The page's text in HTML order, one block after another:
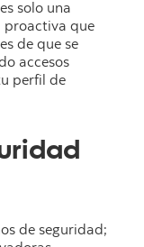
solo una
proactiva que
de que se
accesos
perfil de
de seguridad;